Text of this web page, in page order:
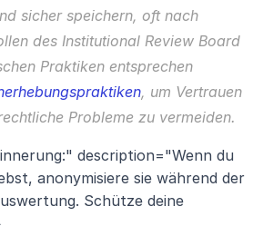
sicher speichern, oft nach
des Institutional Review Board
, um Vertrauen
Probleme zu vermeiden.
description="Wenn du
anonymisiere sie während der
Schütze deine